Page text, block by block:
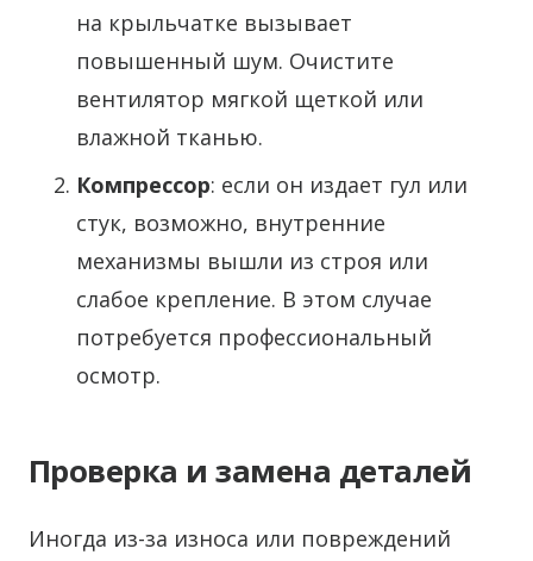
на крыльчатке вызывает
повышенный шум. Очистите
вентилятор мягкой щеткой или
влажной тканью.
Компрессор: если он издает гул или
стук, возможно, внутренние
механизмы вышли из строя или
слабое крепление. В этом случае
потребуется профессиональный
осмотр.
Проверка и замена деталей
Иногда из-за износа или повреждений